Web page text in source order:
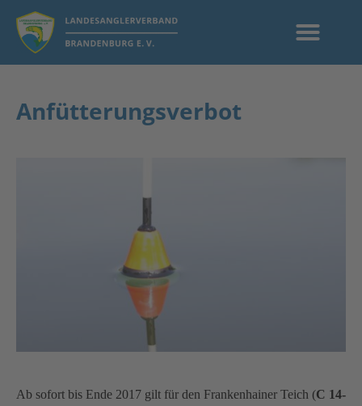
Anfütterungsverbot
Ab sofort bis Ende 2017 gilt für den Frankenhainer Teich (C 14-